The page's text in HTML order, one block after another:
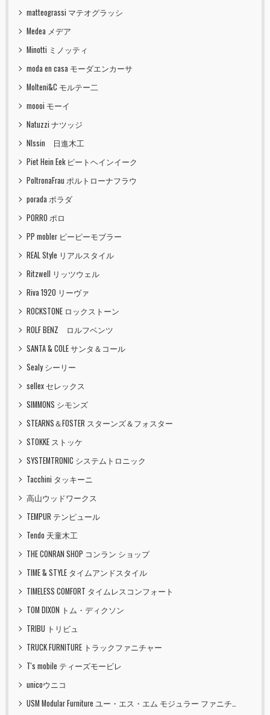
matteograssi マテオグラッシ
Medea メデア
Minotti ミノッティ
moda en casa モーダエンカーサ
Molteni&C モルテー二
moooi モーイ
Natuzzi ナツッジ
NIssin 日進木工
Piet Hein Eek ピートヘインイーク
PoltronaFrau ポルトローナフラウ
porada ポラダ
PORRO ポロ
PP mobler ピーピーモブラー
REAL Style リアルスタイル
Ritzwell リッツウェル
Riva 1920 リーヴァ
ROCKSTONE ロックストーン
ROLF BENZ ロルフベンツ
SANTA & COLE サンタ＆コール
Sealy シーリー
sellex セレックス
SIMMONS シモンズ
STEARNS＆FOSTER スターンズ＆フォスター
STOKKE ストッケ
SYSTEMTRONIC システムトロニック
Tacchini タッキーニ
高山ウッドワークス
TEMPUR テンピュール
Tendo 天童木工
THE CONRAN SHOP コンラン ショップ
TIME & STYLE タイムアンドスタイル
TIMELESS COMFORT タイムレスコンフォート
TOM DIXON トム・ディクソン
TRIBU トリビュ
TRUCK FURNITURE トラックファニチャー
T's mobile ティーズモービレ
unicoウニコ
USM Modular Furniture ユー・エス・エム モジュラー ファニチャー